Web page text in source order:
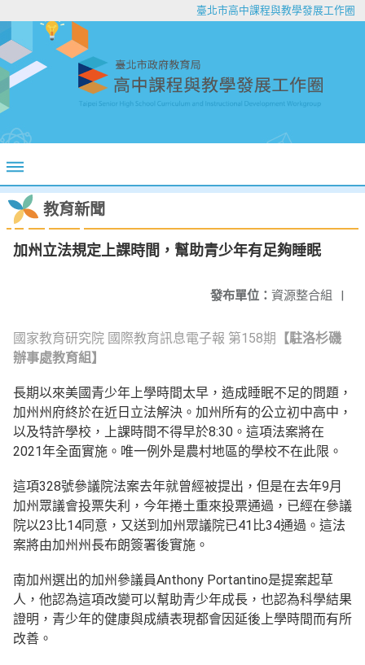
臺北市高中課程與教學發展工作圈
教育新聞
加州立法規定上課時間，幫助青少年有足夠睡眠
發布單位： 資源整合組 |
國家教育研究院 國際教育訊息電子報 第158期
【駐洛杉磯
辦事處教育組】
長期以來美國青少年上學時間太早，造成睡眠不足的問題，
加州州府終於在近日立法解決。加州所有的公立初中高中，
以及特許學校，上課時間不得早於8:30。這項法案將在
2021年全面實施。唯一例外是農村地區的學校不在此限。
這項328號參議院法案去年就曾經被提出，但是在去年9月
加州眾議會投票失利，今年捲土重來投票通過，已經在參議
院以23比14同意，又送到加州眾議院已41比34通過。這法
案將由加州州長布朗簽署後實施。
南加州選出的加州參議員Anthony Portantino是提案起草
人，他認為這項改變可以幫助青少年成長，也認為科學結果
證明，青少年的健康與成績表現都會因延後上學時間而有所
改善。